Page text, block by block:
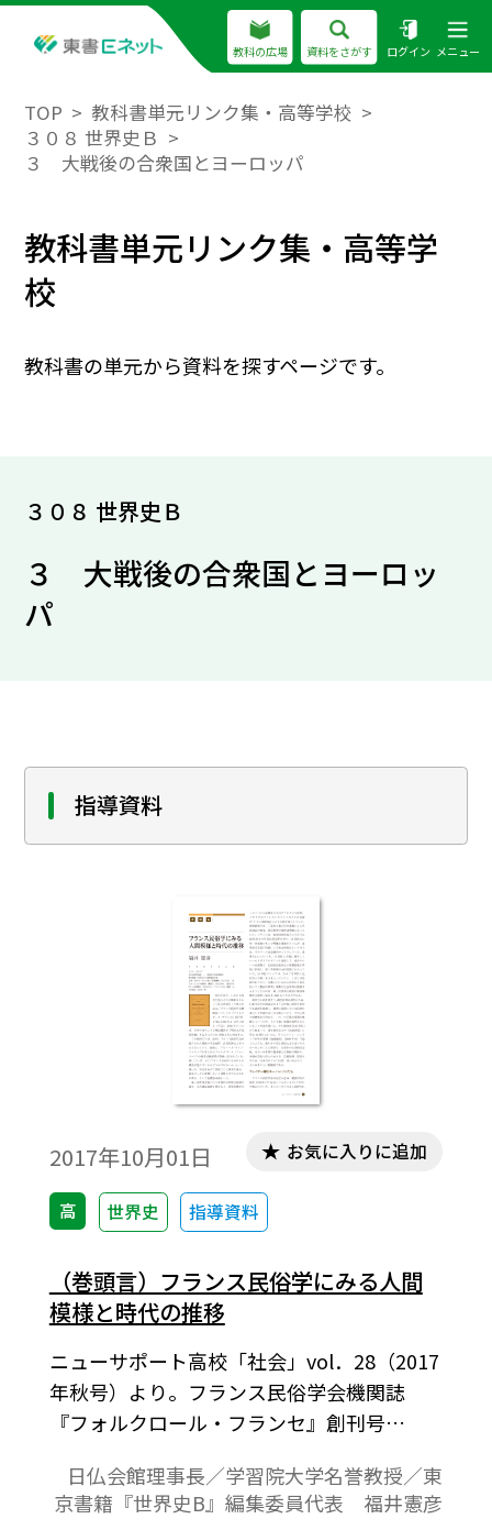
教科の広場 資料をさがす ログイン メニュー
TOP
教科書単元リンク集・高等学校
３０８ 世界史Ｂ
３ 大戦後の合衆国とヨーロッパ
教科書単元リンク集・高等学
校
教科書の単元から資料を探すページです。
３０８ 世界史Ｂ
３ 大戦後の合衆国とヨーロッ
パ
指導資料
2017年10月01日
高 世界史 指導資料
お気に入りに追加
（巻頭言）フランス民俗学にみる人間
模様と時代の推移
ニューサポート高校「社会」vol．28（2017
年秋号）より。フランス民俗学会機関誌
『フォルクロール・フランセ』創刊号
日仏会館理事長／学習院大学名誉教授／東
京書籍『世界史B』編集委員代表 福井憲彦